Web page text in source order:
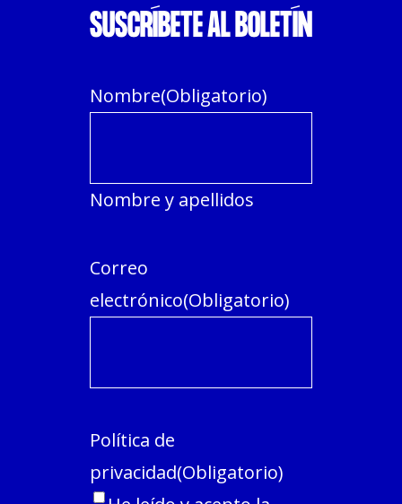
SUSCRÍBETE AL BOLETÍN
Nombre(Obligatorio)
Nombre y apellidos
Correo
electrónico(Obligatorio)
Política de
privacidad(Obligatorio)